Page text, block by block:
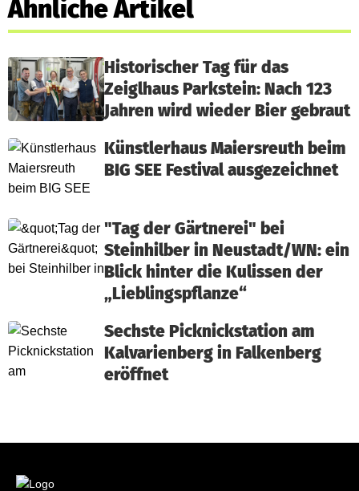
Ähnliche Artikel
Historischer Tag für das
Zeiglhaus Parkstein: Nach 123
Jahren wird wieder Bier gebraut
Künstlerhaus Maiersreuth beim
BIG SEE Festival ausgezeichnet
"Tag der Gärtnerei" bei
Steinhilber in Neustadt/WN: ein
Blick hinter die Kulissen der
„Lieblingspflanze“
Sechste Picknickstation am
Kalvarienberg in Falkenberg
eröffnet